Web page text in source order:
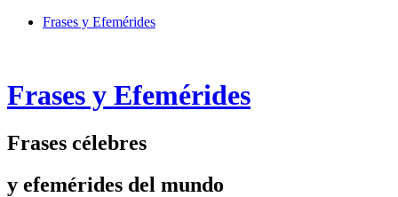
Frases y Efemérides
Frases y Efemérides
Frases célebres
y efemérides del mundo